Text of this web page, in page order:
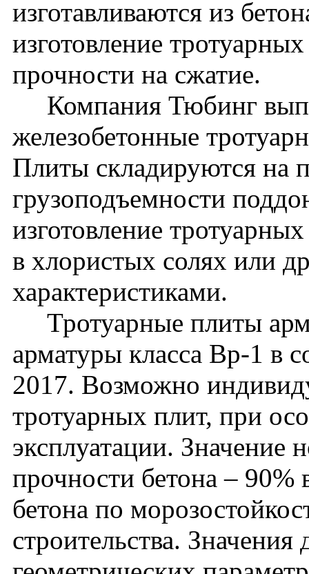
изготавливаются из
изготовление
прочности на сжатие.
Компания Тюбинг
железобетонные
Плиты складируются на
грузоподъемности
изготовление
в хлористых солях или
характеристиками.
Тротуарные плиты
арматуры класса Вр-1 в
2017. Возможно
тротуарных плит, при
эксплуатации. Значение
прочности бетона – 90%
бетона по
строительства.